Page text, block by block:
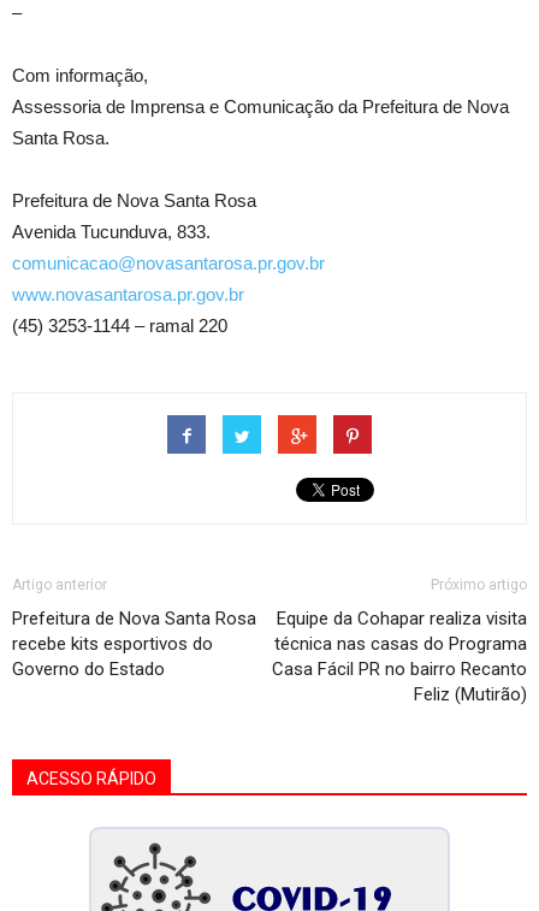
–
Com informação,
Assessoria de Imprensa e Comunicação da Prefeitura de Nova
Santa Rosa.
Prefeitura de Nova Santa Rosa
Avenida Tucunduva, 833.
comunicacao@novasantarosa.pr.gov.br
www.novasantarosa.pr.gov.br
(45) 3253-1144 – ramal 220
Artigo anterior
Prefeitura de Nova Santa Rosa
recebe kits esportivos do
Governo do Estado
Próximo artigo
Equipe da Cohapar realiza visita
técnica nas casas do Programa
Casa Fácil PR no bairro Recanto
Feliz (Mutirão)
ACESSO RÁPIDO